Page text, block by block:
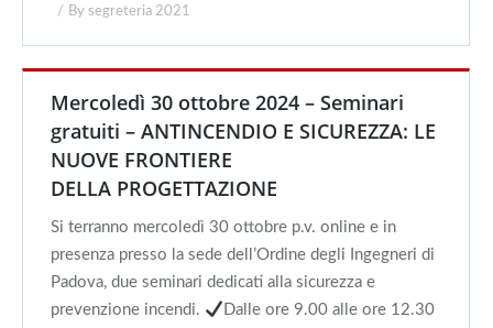
By segreteria 2021
Mercoledì 30 ottobre 2024 – Seminari
gratuiti – ANTINCENDIO E SICUREZZA: LE
NUOVE FRONTIERE
DELLA PROGETTAZIONE
Si terranno mercoledì 30 ottobre p.v. online e in
presenza presso la sede dell’Ordine degli Ingegneri di
Padova, due seminari dedicati alla sicurezza e
prevenzione incendi.
Dalle ore 9.00 alle ore 12.30